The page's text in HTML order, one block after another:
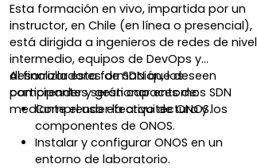
Esta formación en vivo, impartida por un
instructor, en Chile (en línea o presencial),
está dirigida a ingenieros de redes de nivel
intermedio, equipos de DevOps y
desarrolladores de SDN que deseen
comprender y gestionar entornos SDN
mediante el uso efectivo de ONOS.
Al finalizar esta formación, los
participantes serán capaces de:
Comprender la arquitectura y los
componentes de ONOS.
Instalar y configurar ONOS en un
entorno de laboratorio.